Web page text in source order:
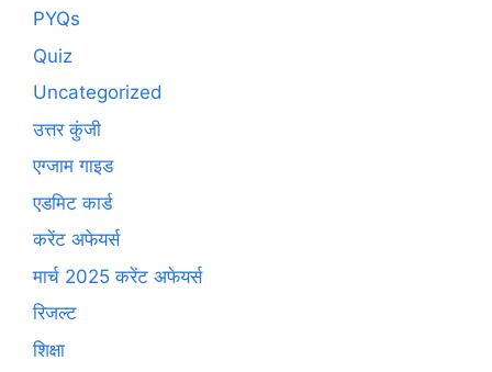
PYQs
Quiz
Uncategorized
उत्तर कुंजी
एग्जाम गाइड
एडमिट कार्ड
करेंट अफेयर्स
मार्च 2025 करेंट अफेयर्स
रिजल्ट
शिक्षा